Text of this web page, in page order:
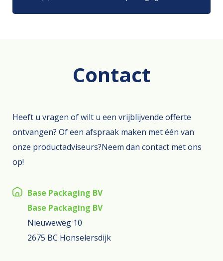
Contact
Heeft u vragen of wilt u een vrijblijvende offerte
ontvangen? Of een afspraak maken met één van
onze productadviseurs?Neem dan contact met ons
op!
Base Packaging BV
Base Packaging BV
Nieuweweg 10
2675 BC Honselersdijk